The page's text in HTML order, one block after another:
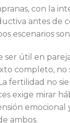
con la
antes de
escenarios
ser útil en
completo,
fertilidad no
exige mirar
emocional
ambos.